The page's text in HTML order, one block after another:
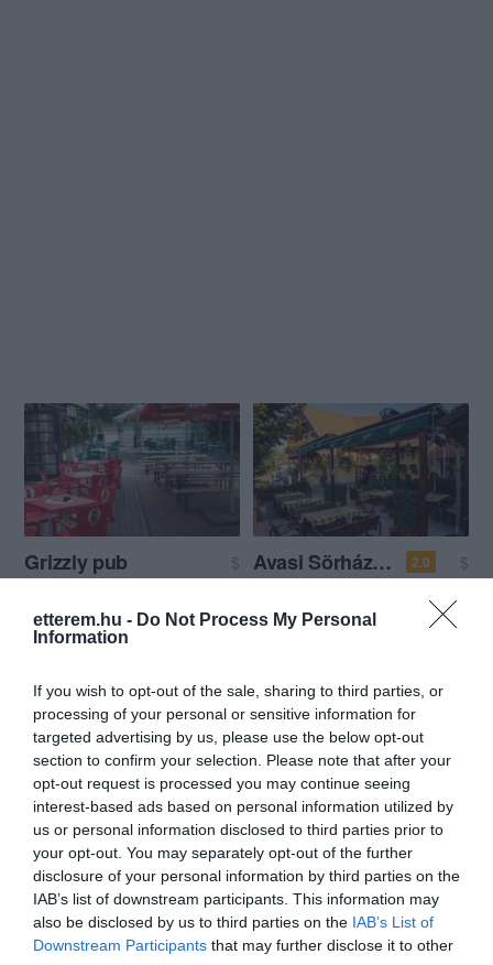
etterem.hu - Do Not Process My Personal
Information
If you wish to opt-out of the sale, sharing to third parties, or
processing of your personal or sensitive information for
targeted advertising by us, please use the below opt-out
section to confirm your selection. Please note that after your
opt-out request is processed you may continue seeing
interest-based ads based on personal information utilized by
us or personal information disclosed to third parties prior to
your opt-out. You may separately opt-out of the further
disclosure of your personal information by third parties on the
IAB’s list of downstream participants. This information may
also be disclosed by us to third parties on the IAB’s List of
Downstream Participants that may further disclose it to other
Grizzly pub
$
Avasi Sörház és Étterem 2.0
$
Viking Sörpáholy 4.0
$$
Kocsma
Paris Kávézó 5.0
Kávézó
Kocsma